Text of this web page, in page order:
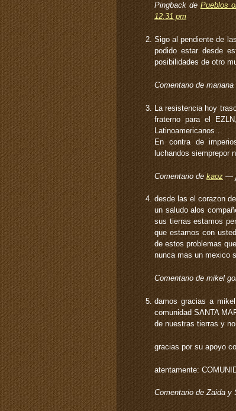
Pingback de Pueblos
12:31 pm
Sigo al pendiente de
podido estar desde
posibilidades de otro
Comentario de
La resistencia hoy
fraterno para el
Latinoamericanos…
En contra de
luchandos siemprepor
Comentario de kaoz —
desde las el corazon
un saludo alos
sus tierras estamos
que estamos con
de estos problemas
nunca mas un mexico
Comentario de mikel
damos gracias a
comunidad SANTA
de nuestras tierras y
gracias por su apoyo
atentamente:
Comentario de Zaida